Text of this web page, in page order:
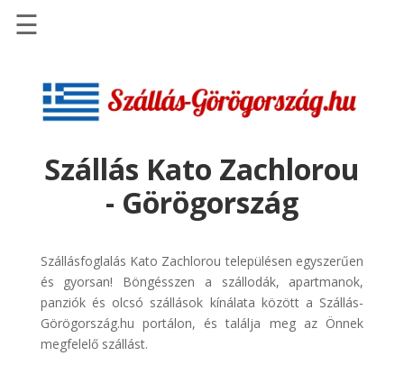
Szállások
Repülőjegy
pénzvisszatérítéssel
Discover
Cars
Transzfer
☰
Szállás Kato Zachlorou
- Görögország
Szállásfoglalás Kato Zachlorou településen egyszerűen
és gyorsan! Böngésszen a szállodák, apartmanok,
panziók és olcsó szállások kínálata között a Szállás-
Görögország.hu portálon, és találja meg az Önnek
megfelelő szállást.